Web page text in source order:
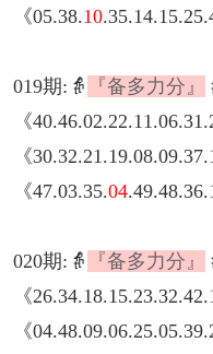
《05.38.10
019期:👵 『备多力分』
《
《
《47.03.35.04
020期:👵 『备多力分』
《
《